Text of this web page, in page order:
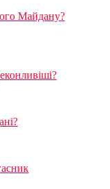
Майдану?